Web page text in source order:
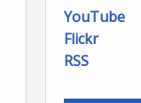
YouTube
Flickr
RSS